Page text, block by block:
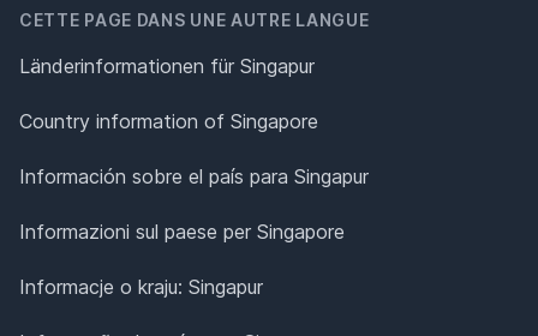
CETTE PAGE DANS UNE AUTRE LANGUE
Länderinformationen für Singapur
Country information of Singapore
Información sobre el país para Singapur
Informazioni sul paese per Singapore
Informacje o kraju: Singapur